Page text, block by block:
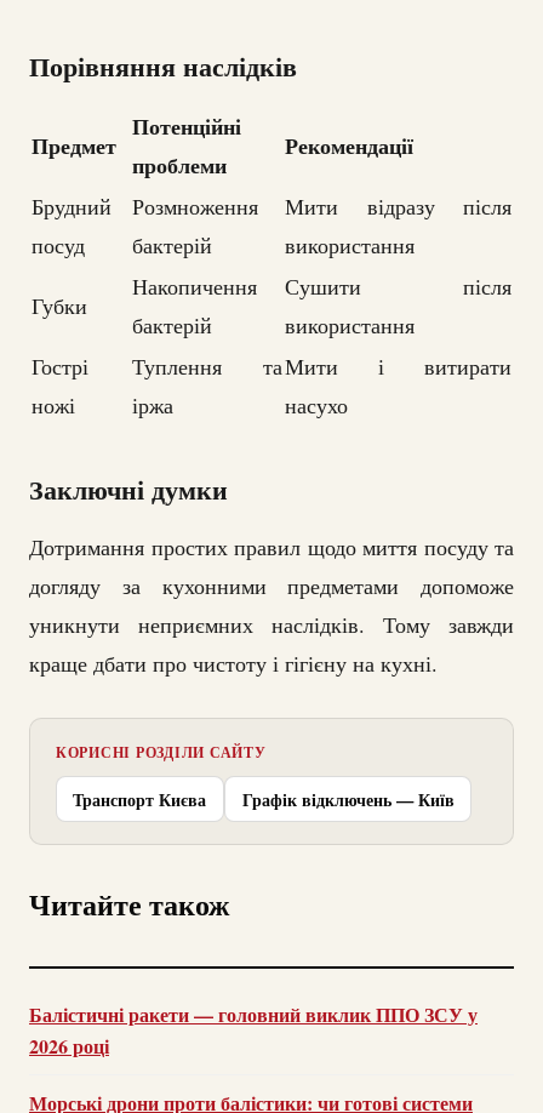
Порівняння наслідків
Предмет
Потенційні
проблеми
Рекомендації
Брудний
посуд
Розмноження
бактерій
Мити відразу після
використання
Губки
Накопичення
бактерій
Сушити після
використання
Гострі
ножі
Туплення та
іржа
Мити і витирати
насухо
Заключні думки
Дотримання простих правил щодо миття посуду та
догляду за кухонними предметами допоможе
уникнути неприємних наслідків. Тому завжди
краще дбати про чистоту і гігієну на кухні.
КОРИСНІ РОЗДІЛИ САЙТУ
Транспорт Києва Графік відключень — Київ
Читайте також
Балістичні ракети — головний виклик ППО ЗСУ у
2026 році
Морські дрони проти балістики: чи готові системи